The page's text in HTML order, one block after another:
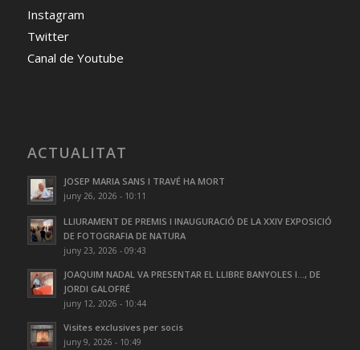
Instagram
Twitter
Canal de Youtube
ACTUALITAT
JOSEP MARIA SANS I TRAVÉ HA MORT
juny 26, 2026 - 10:11
LLIURAMENT DE PREMIS I INAUGURACIÓ DE LA XXIV EXPOSICIÓ
DE FOTOGRAFIA DE NATURA
juny 23, 2026 - 09:43
JOAQUIM NADAL VA PRESENTAR EL LLIBRE BANYOLES I…, DE
JORDI GALOFRÉ
juny 12, 2026 - 10:44
Visites exclusives per socis
juny 9, 2026 - 10:49